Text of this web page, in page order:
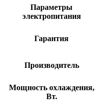
Параметры
электропитания
Гарантия
Производитель
Мощность охлаждения,
Вт.